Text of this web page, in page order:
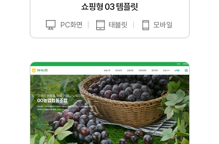
쇼핑형 03 템플릿
PC화면 태블릿 모바일